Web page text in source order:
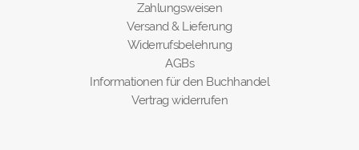
Zahlungsweisen
Versand & Lieferung
Widerrufsbelehrung
AGBs
Informationen für den Buchhandel
Vertrag widerrufen